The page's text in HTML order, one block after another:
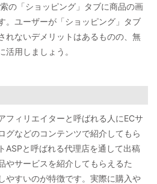
の「ショッピング」タブに商品の画
。ユーザーが「ショッピング」タブ
れないデメリットはあるものの、無
用しましょう。
フィリエイターと呼ばれる人にECサ
グなどのコンテンツで紹介してもら
ASPと呼ばれる代理店を通して出稿
やサービスを紹介してもらえるた
やすいのが特徴です。実際に購入や